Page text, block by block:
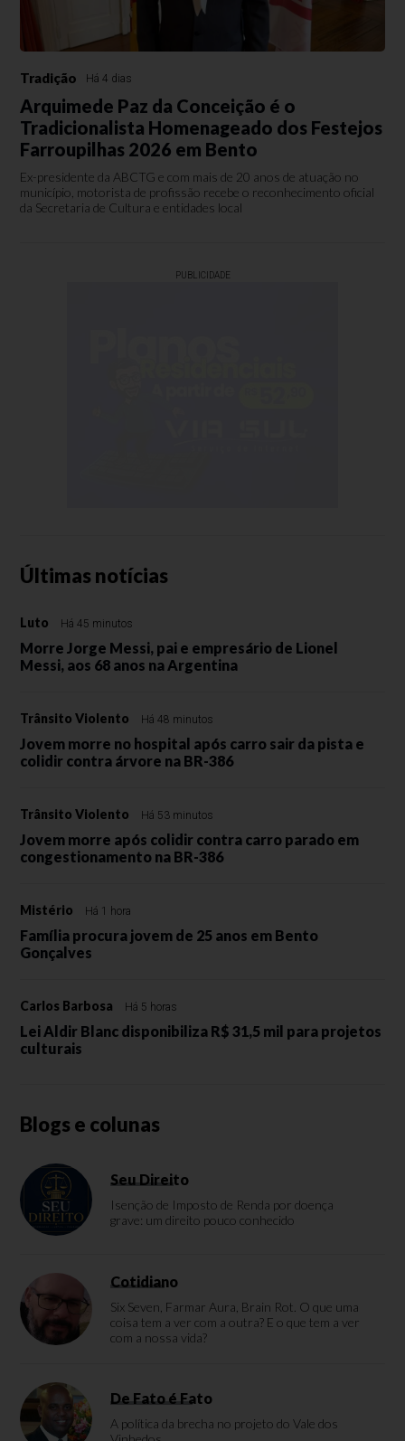
Tradição Há 4 dias
Arquimede Paz da Conceição é o
Tradicionalista Homenageado dos Festejos
Farroupilhas 2026 em Bento
Ex-presidente da ABCTG e com mais de 20 anos de atuação no
município, motorista de profissão recebe o reconhecimento oficial
da Secretaria de Cultura e entidades local
PUBLICIDADE
Últimas notícias
Luto Há 45 minutos
Morre Jorge Messi, pai e empresário de Lionel
Messi, aos 68 anos na Argentina
Trânsito Violento Há 48 minutos
Jovem morre no hospital após carro sair da pista e
colidir contra árvore na BR-386
Trânsito Violento Há 53 minutos
Jovem morre após colidir contra carro parado em
congestionamento na BR-386
Mistério Há 1 hora
Família procura jovem de 25 anos em Bento
Gonçalves
Carlos Barbosa Há 5 horas
Lei Aldir Blanc disponibiliza R$ 31,5 mil para projetos
culturais
Blogs e colunas
Seu Direito
Isenção de Imposto de Renda por doença
grave: um direito pouco conhecido
Cotidiano
Six Seven, Farmar Aura, Brain Rot. O que uma
coisa tem a ver com a outra? E o que tem a ver
com a nossa vida?
De Fato é Fato
A política da brecha no projeto do Vale dos